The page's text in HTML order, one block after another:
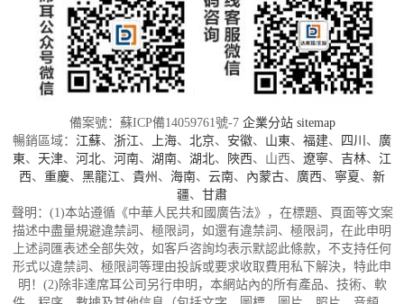
備案號：蘇ICP備14059761號-7 企業分站 sitemap
暢銷區域： 江蘇、 浙江、 上海、 北京、 安徽、 山東、 福建、 四川 、 廣
東、 天津、 河北、 河南、 湖南、 湖北、 陜西、山西、 遼寧、 吉林、 江
西、 重慶、 黑龍江、 貴州 、 海南、 云南、 內蒙古、 廣西、 寧夏 、 新
疆、 甘肅
聲明：(1)本站遵循《中華人民共和國廣告法》，在標題、頁面等文案
描述中盡量規避違禁詞、極限詞，如還有違禁詞、極限詞，在此申明
上述詞匯表述全部失效，如客戶咨詢均表示默認此條款，不支持任何
形式以違禁詞、極限詞等理由投訴或要求收取費用私下解決，特此申
明！(2)除非達席耳公司另行申明，本網站內的所有產品、技術、軟